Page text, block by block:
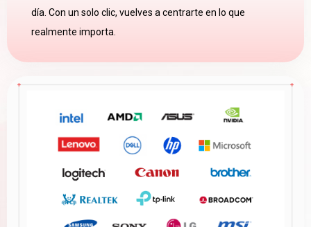
día. Con un solo clic, vuelves a centrarte en lo que
realmente importa.